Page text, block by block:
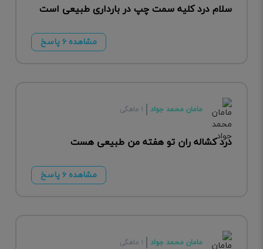
سلام درد کلیه سمت چپ در بارداری طبیعی است
مشاهده ۶ پاسخ
مامان محمد جواد ۱ ماهگی
درد کشاله ران تو هفته من طبیعی هست
مشاهده ۶ پاسخ
مامان محمد جواد ۱ ماهگی